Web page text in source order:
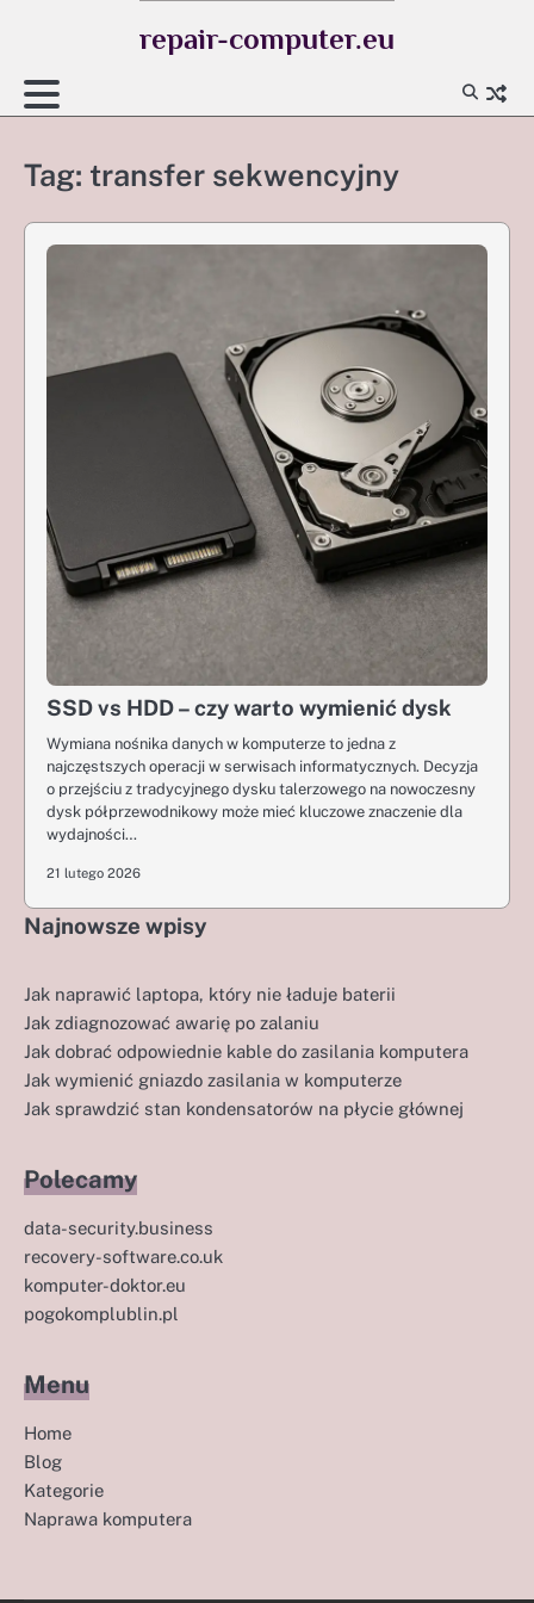
repair-computer.eu
Tag: transfer sekwencyjny
SSD vs HDD – czy warto wymienić dysk
Wymiana nośnika danych w komputerze to jedna z
najczęstszych operacji w serwisach informatycznych. Decyzja
o przejściu z tradycyjnego dysku talerzowego na nowoczesny
dysk półprzewodnikowy może mieć kluczowe znaczenie dla
wydajności…
21 lutego 2026
Najnowsze wpisy
Jak naprawić laptopa, który nie ładuje baterii
Jak zdiagnozować awarię po zalaniu
Jak dobrać odpowiednie kable do zasilania komputera
Jak wymienić gniazdo zasilania w komputerze
Jak sprawdzić stan kondensatorów na płycie głównej
Polecamy
data-security.business
recovery-software.co.uk
komputer-doktor.eu
pogokomplublin.pl
Menu
Home
Blog
Kategorie
Naprawa komputera